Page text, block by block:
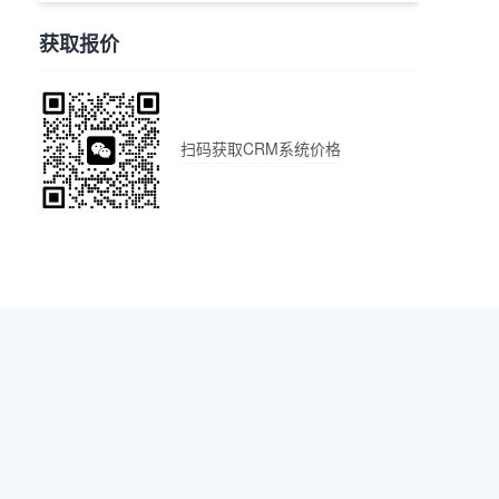
获取报价
扫码获取CRM系统价格